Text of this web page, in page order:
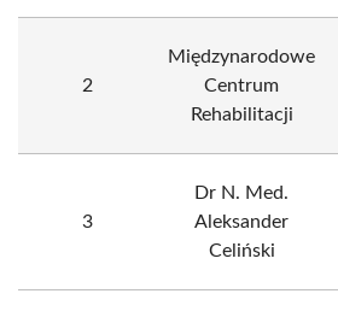
2
Międzynarodowe
Centrum
Rehabilitacji
3
Dr N. Med.
Aleksander
Celiński